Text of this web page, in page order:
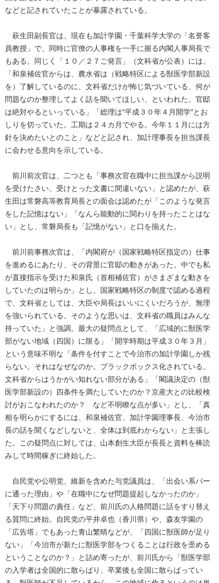
などと記されていたことが暴露されている。
萩生田副長官は、現在も加計学園・千葉科学大学の「名誉客
員教授」で、同時に官僚の人事権を一手に握る内閣人事局長で
もある。同じく「１０／２７ご発言」（文科省が公表）には、
「和泉補佐官からは、農水省は（戦略特区による獣医学部新設
を）了解しているのに、文科省だけが怖じ気づいている、何が
問題なのか整理してよく話を聞いてほしい、といわれた。官邸
は絶対やるといっている」「総理は“平成３０年４月開学”とお
しりを切っていた。工期は２４カ月でやる。今年１１月には方
針を決めたいとのこと」などと記され、加計理事長を担当課長
に会わせる意向を示している。
前川前次官は、二つとも「事務次官在職中に担当課から説明
を受けたさい、受けとった文書に間違いない」と認めたが、萩
生田は常磐高等教育局長との面会は認めたが「このような発言
をした記憶はない」「なんら能動的に関わりを持ったことはな
い」とし、常磐局長も「記憶がない」と口を揃えた。
前川前事務次官は、「内閣府が（国家戦略特区指定の）仕事
を進めるにあたり、その背景に官邸の動きがあった。中でも私
が直接指示を受けた和泉氏（首相補佐官）がさまざまな動きを
していたのは明らか」とし、国家戦略特区の制度で認める過程
で、文科省としては、大臣や局長はいいにくいだろうが、無理
を強いられている。そのような思いは、文科省の職員はみんな
持っていた」と強調。最大の疑問点として、「広域的に獣医学
部がない地域（四国）に限る」「開学時期は平成３０年３月」
という意味不明な「条件を付すことで今治市の加計学園しか残
らない。それはなぜなのか。ブラックボックス化されている。
文科省からはうかがい知れない部分がある」「閣議決定の（獣
医学部新設の）四条件を満たしていたのか？京産大との比較検
討がおこなわれたのか？ など不明瞭な点が多い」とし、「真
相を明らかにするには、和泉補佐官、加計学園理事長、今治市
長の話を聞くなどしないと、全体は到底わからない」と主張し
た。この疑問点に対しては、山本創生大臣が長長と資料を棒読
みして時間稼ぎに終始した。
自民党や公明党、維新を含めた与党議員は、「出会い系バー
に通った理由」や「在職中になぜ問題提起しなかったのか」
「天下り問題の責任」など、前川氏の人格問題に話をすり替え
る質問に終始。自民党の平井卓也（香川県）や、森友学園の
「広告塔」でもあった青山繁晴などが、「四国に獣医師が足り
ない」「今治市が新たに獣医学部をつくることは行政を歪める
ということなのか？」と詰め寄ったが、前川氏から「獣医学部
の入学者は全国的に散らばり、卒業後も全国に散らばってい